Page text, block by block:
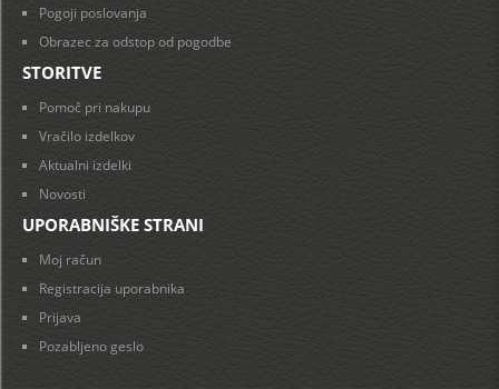
Pogoji poslovanja
Obrazec za odstop od pogodbe
STORITVE
Pomoč pri nakupu
Vračilo izdelkov
Aktualni izdelki
Novosti
UPORABNIŠKE STRANI
Moj račun
Registracija uporabnika
Prijava
Pozabljeno geslo